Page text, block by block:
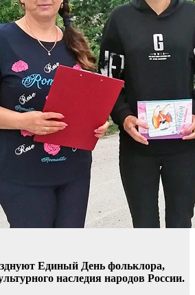
Единый День фольклора,
наследия народов России.